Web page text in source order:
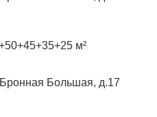
м²
Большая, д.17